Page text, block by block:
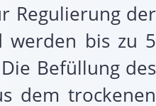
Regulierung der
werden bis zu 5
Befüllung des
dem trockenen